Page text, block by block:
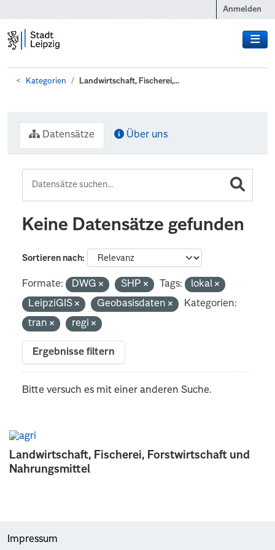
Anmelden
Kategorien Landwirtschaft, Fischerei,...
Landwirtschaft, Fischerei, Forstwirtschaft und
Nahrungsmittel
Datensätze Über uns
Keine Datensätze gefunden
Sortieren nach
Formate: DWG SHP Tags:
lokal
LeipziGIS
Geobasisdaten
Kategorien:
tran
regi
Ergebnisse filtern
Bitte versuch es mit einer anderen Suche.
Impressum